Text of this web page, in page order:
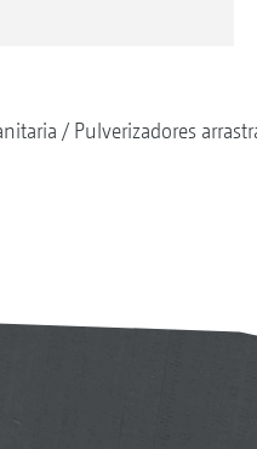
Pulverizadores